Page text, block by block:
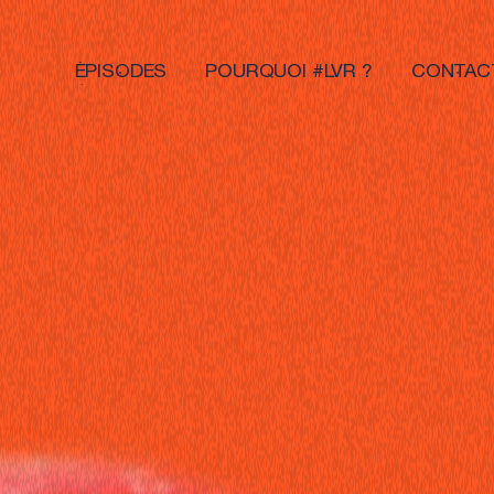
ÉPISODES
ÉPISODES
POURQUOI #LVR ?
POURQUOI #LVR ?